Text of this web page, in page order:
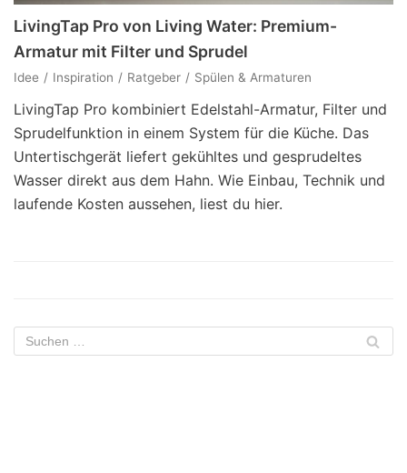
LivingTap Pro von Living Water: Premium-
Armatur mit Filter und Sprudel
Idee Inspiration Ratgeber Spülen & Armaturen
LivingTap Pro kombiniert Edelstahl-Armatur, Filter und
Sprudelfunktion in einem System für die Küche. Das
Untertischgerät liefert gekühltes und gesprudeltes
Wasser direkt aus dem Hahn. Wie Einbau, Technik und
laufende Kosten aussehen, liest du hier.